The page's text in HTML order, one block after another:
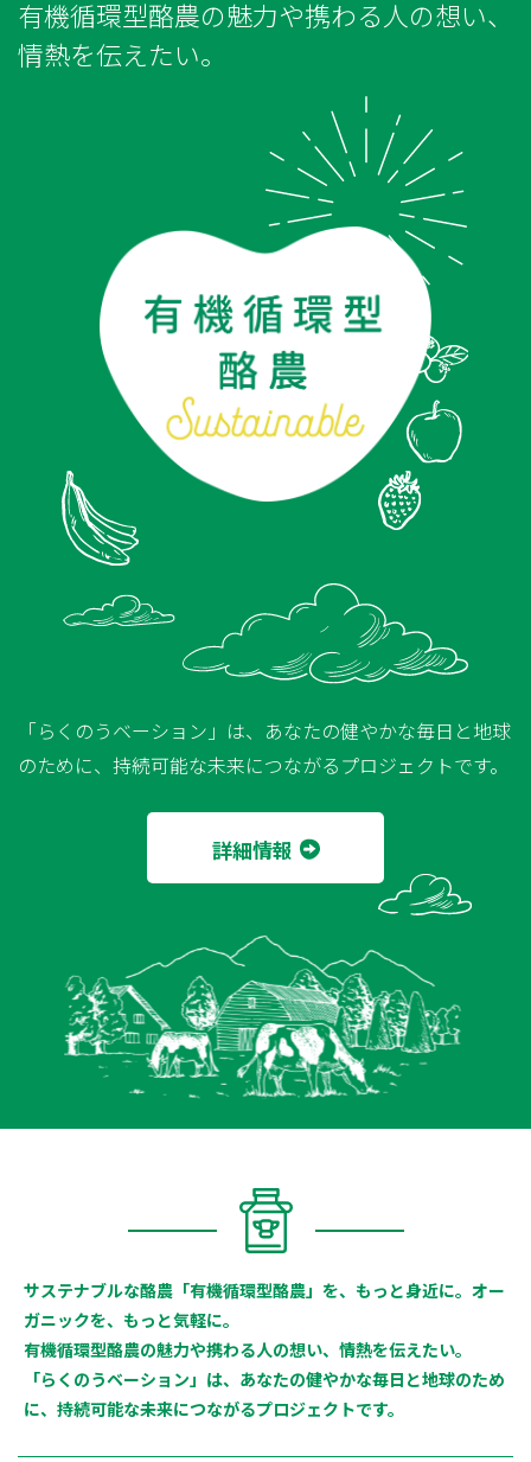
有機循環型酪農の魅力や携わる人の想い、
情熱を伝えたい。
「らくのうベーション」は、あなたの健やかな毎日と地球
のために、持続可能な未来につながるプロジェクトです。
詳細情報
サステナブルな酪農「有機循環型酪農」を、もっと身近に。オー
ガニックを、もっと気軽に。
有機循環型酪農の魅力や携わる人の想い、情熱を伝えたい。
「らくのうベーション」は、あなたの健やかな毎日と地球のため
に、持続可能な未来につながるプロジェクトです。